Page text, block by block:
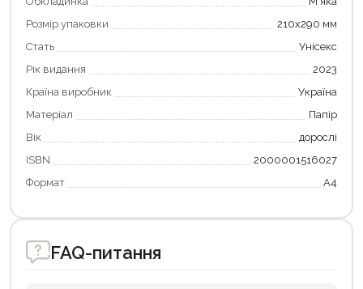
Розмір упаковки
210х290 мм
Стать
Унісекс
Рік видання
2023
Країна виробник
Україна
Матеріал
Папір
Вік
дорослі
ISBN
2000001516027
Формат
А4
FAQ-питання
Оформити замовлення